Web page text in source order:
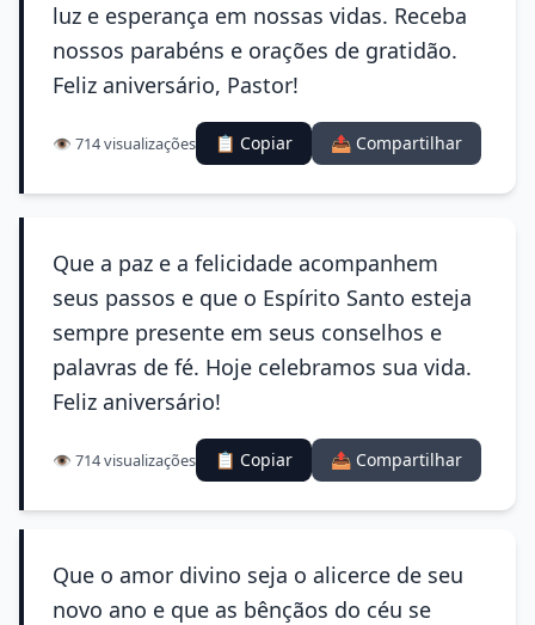
luz e esperança em nossas vidas. Receba
nossos parabéns e orações de gratidão.
Feliz aniversário, Pastor!
👁️ 714 visualizações 📋 Copiar 📤 Compartilhar
Que a paz e a felicidade acompanhem
seus passos e que o Espírito Santo esteja
sempre presente em seus conselhos e
palavras de fé. Hoje celebramos sua vida.
Feliz aniversário!
👁️ 714 visualizações 📋 Copiar 📤 Compartilhar
Que o amor divino seja o alicerce de seu
novo ano e que as bênçãos do céu se